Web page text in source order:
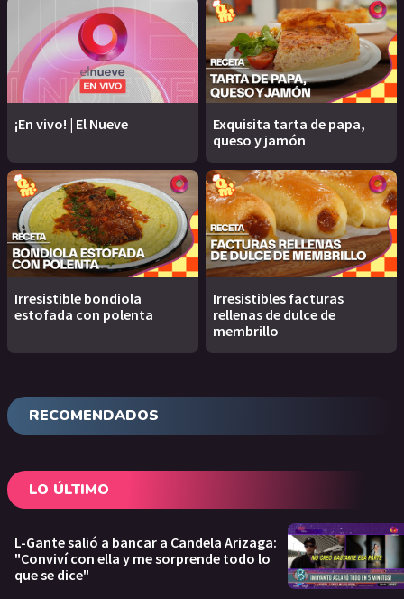
¡En vivo! | El Nueve
Exquisita tarta de papa,
queso y jamón
Irresistible bondiola
estofada con polenta
Irresistibles facturas
rellenas de dulce de
membrillo
RECOMENDADOS
LO ÚLTIMO
L-Gante salió a bancar a Candela Arizaga:
"Conviví con ella y me sorprende todo lo
que se dice"